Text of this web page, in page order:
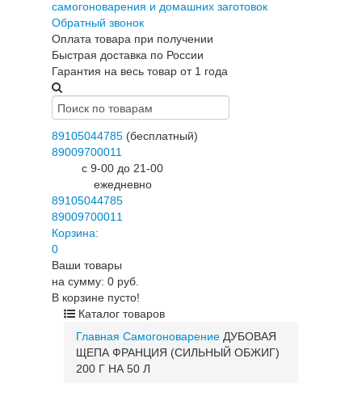
самогоноварения и домашних заготовок
Обратный звонок
Оплата товара при получении
Быстрая доставка по России
Гарантия на весь товар от 1 года
89105044785 (бесплатный)
89009700011
c 9-00 до 21-00
ежедневно
89105044785
89009700011
Корзина:
0
Ваши товары
на сумму: 0 руб.
В корзине пусто!
Каталог товаров
Главная Самогоноварение ДУБОВАЯ
ЩЕПА ФРАНЦИЯ (СИЛЬНЫЙ ОБЖИГ)
200 Г НА 50 Л